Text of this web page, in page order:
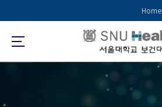
로
메
Home